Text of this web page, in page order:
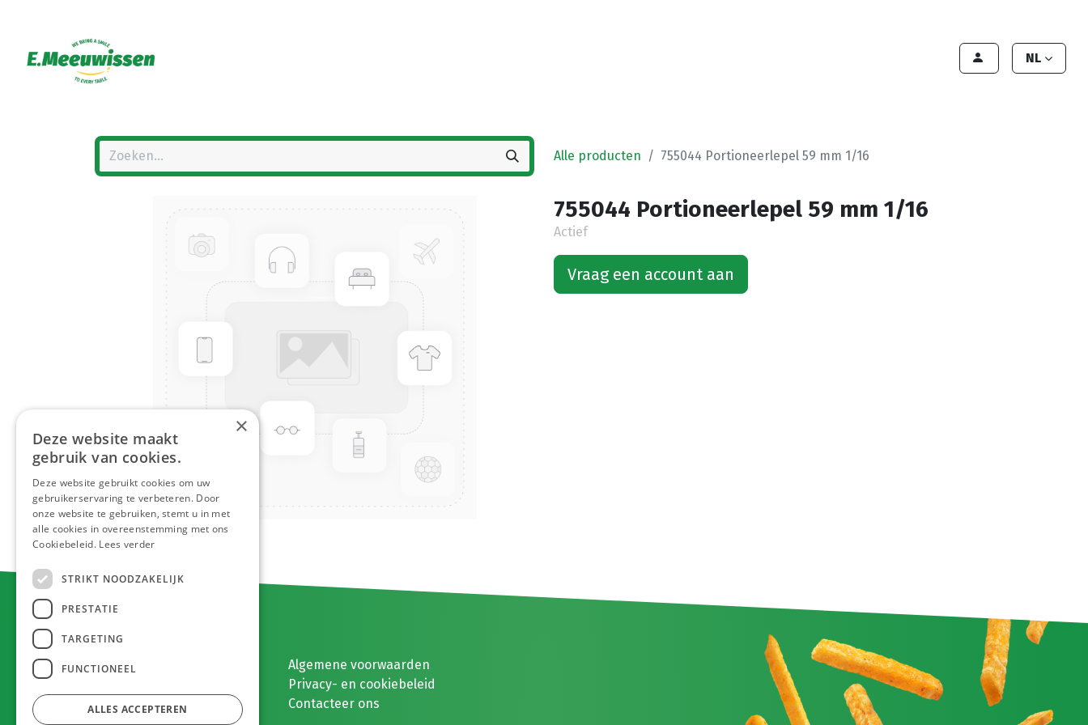
NL
Alle producten 755044 Portioneerlepel 59 mm 1/16
755044 Portioneerlepel 59 mm 1/16
Actief
Vraag een account aan
E. MEEUWISSEN BV
Gaston Eyskenslaan 2
3900 Pelt, België
Algemene voorwaarden
Privacy- en cookiebeleid
Contacteer ons
×
Deze website maakt
gebruik van cookies.
Deze website gebruikt cookies om uw
gebruikerservaring te verbeteren. Door
onze website te gebruiken, stemt u in met
alle cookies in overeenstemming met ons
Cookiebeleid. Lees verder
STRIKT NOODZAKELIJK
PRESTATIE
TARGETING
FUNCTIONEEL
ALLES ACCEPTEREN